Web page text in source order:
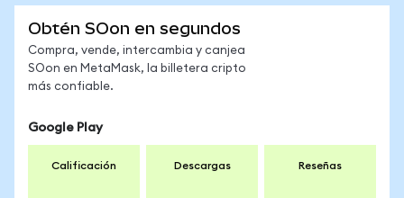
Obtén SOon en segundos
Compra, vende, intercambia y canjea
SOon en MetaMask, la billetera cripto
más confiable.
Google Play
Calificación Descargas Reseñas